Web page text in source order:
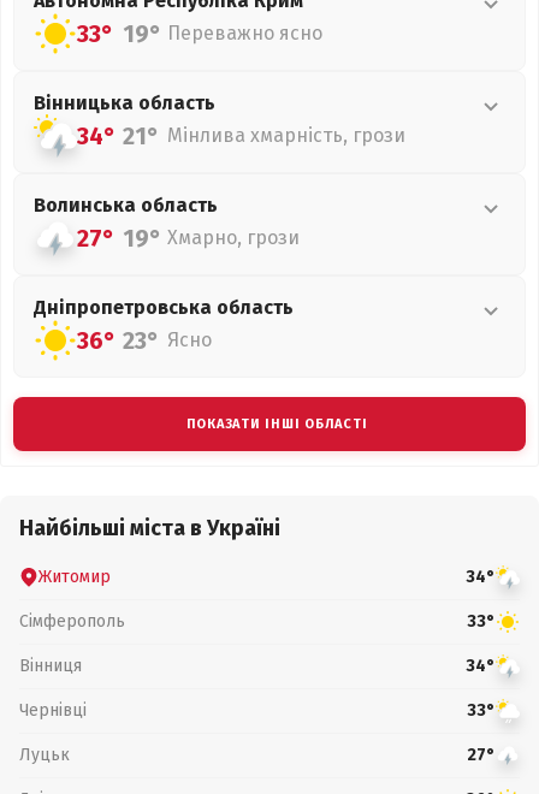
33° 19° Переважно ясно
Вінницька область
34° 21° Мінлива хмарність, грози
Волинська область
27° 19° Хмарно, грози
Дніпропетровська область
36° 23° Ясно
ПОКАЗАТИ ІНШІ ОБЛАСТІ
Найбільші міста в Україні
Житомир 34°
Сімферополь 33°
Вінниця 34°
Чернівці 33°
Луцьк 27°